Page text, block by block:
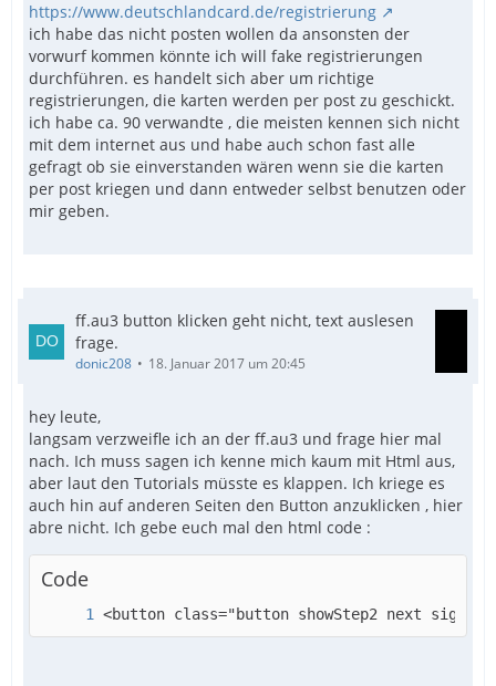
https://www.deutschlandcard.de/registrierung
ich habe das nicht posten wollen da ansonsten der
vorwurf kommen könnte ich will fake registrierungen
durchführen. es handelt sich aber um richtige
registrierungen, die karten werden per post zu geschickt.
ich habe ca. 90 verwandte , die meisten kennen sich nicht
mit dem internet aus und habe auch schon fast alle
gefragt ob sie einverstanden wären wenn sie die karten
per post kriegen und dann entweder selbst benutzen oder
mir geben.
ff.au3 button klicken geht nicht, text auslesen
frage.
donic208 18. Januar 2017 um 20:45
hey leute,
langsam verzweifle ich an der ff.au3 und frage hier mal
nach. Ich muss sagen ich kenne mich kaum mit Html aus,
aber laut den Tutorials müsste es klappen. Ich kriege es
auch hin auf anderen Seiten den Button anzuklicken , hier
abre nicht. Ich gebe euch mal den html code :
Code
<button class="button showStep2 next